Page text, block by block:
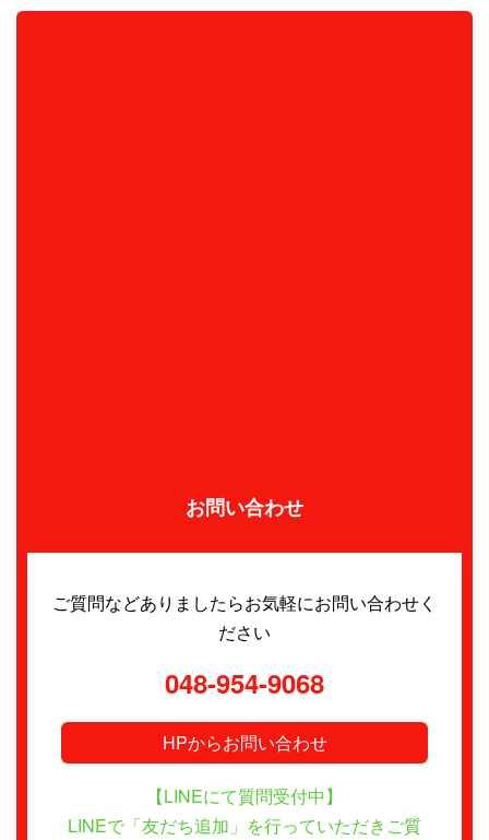
お問い合わせ
ご質問などありましたらお気軽にお問い合わせく
ださい
048-954-9068
HPからお問い合わせ
【LINEにて質問受付中】
LINEで「友だち追加」を行っていただきご質